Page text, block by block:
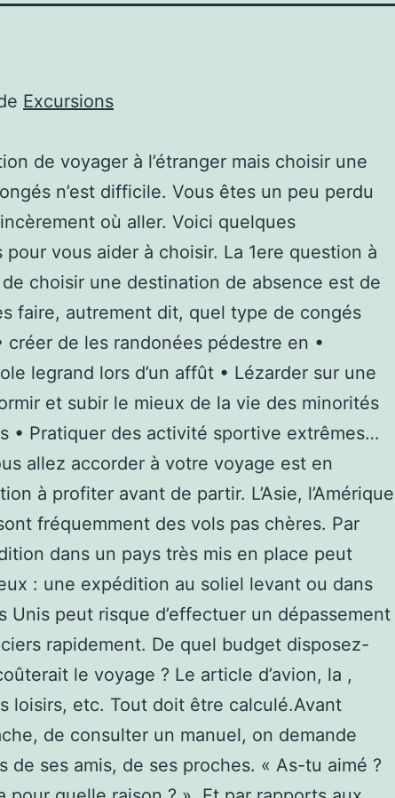
Excursions
de voyager à l’étranger mais choisir une
n’est difficile. Vous êtes un peu perdu
où aller. Voici quelques
pour vous aider à choisir. La 1ere question à
choisir une destination de absence est de
faire, autrement dit, quel type de congés
créer de les randonées pédestre en •
legrand lors d’un affût • Lézarder sur une
et subir le mieux de la vie des minorités
• Pratiquer des activité sportive extrêmes…
allez accorder à votre voyage est en
à profiter avant de partir. L’Asie, l’Amérique
fréquemment des vols pas chères. Par
dans un pays très mis en place peut
: une expédition au soliel levant ou dans
Unis peut risque d’effectuer un dépassement
rapidement. De quel budget disposez-
le voyage ? Le article d’avion, la ,
loisirs, etc. Tout doit être calculé.Avant
de consulter un manuel, on demande
de ses amis, de ses proches. « As-tu aimé ?